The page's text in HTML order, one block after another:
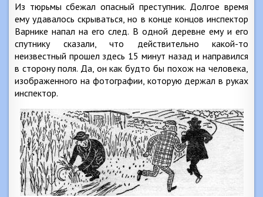
Из тюрьмы сбежал опасный преступник. Долгое время
ему удавалось скрываться, но в конце концов инспектор
Варнике напал на его след. В одной деревне ему и его
спутнику сказали, что действительно какой-то
неизвестный прошел здесь 15 минут назад и направился
в сторону поля. Да, он как будто бы похож на человека,
изображенного на фотографии, которую держал в руках
инспектор.